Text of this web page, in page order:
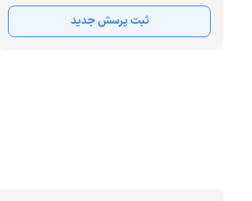
ثبت پرسش جدید